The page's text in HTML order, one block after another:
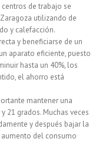
de trabajo se
utilizando de
y calefacción.
y beneficiarse de un
aparato eficiente, puesto
hasta un 40%, los
el ahorro está
mantener una
21 grados. Muchas veces
y después bajar la
del consumo